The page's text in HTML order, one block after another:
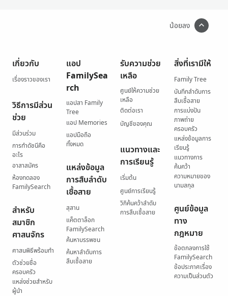
น้อยลง
เกี่ยวกับ
เรื่องราวของเรา
วิธีการมีส่วน
ช่วย
มีส่วนร่วม
การทำดัชนีคือ
อะไร
อาสาสมัคร
ห้องทดลอง
FamilySearch
สำหรับ
สมาชิก
ศาสนจักร
ศาสนพิธีพร้อมทำ
ตัวช่วยชื่อ
ครอบครัว
แหล่งช่วยสำหรับ
ผู้นำ
แอป
FamilySea
rch
แอปสา Family
Tree
แอป Memories
แอปมือถือ
ทั้งหมด
แหล่งข้อมูล
การสืบลำดับ
เชื้อสาย
สุสาน
แค็ตตาล็อก
FamilySearch
ค้นหาบรรพชน
ค้นหาลำดับการ
สืบเชื้อสาย
รับความช่วย
เหลือ
ศูนย์ให้ความช่วย
เหลือ
ติดต่อเรา
บัญชีของคุณ
แนวทางและ
การเรียนรู้
เริ่มต้น
ศูนย์การเรียนรู้
วิกิค้นคว้าลำดับ
การสืบเชื้อสาย
สิ่งที่เรามีให้
Family Tree
บันทึกลำดับการ
สืบเชื้อสาย
การแบ่งปัน
ภาพถ่าย
ครอบครัว
แหล่งข้อมูลการ
เรียนรู้
แนวทางการ
ค้นคว้า
ความหมายของ
นามสกุล
ศูนย์ข้อมูล
ทาง
กฎหมาย
ข้อตกลงการใช้
FamilySearch
ข้อประกาศเรื่อง
ความเป็นส่วนตัว